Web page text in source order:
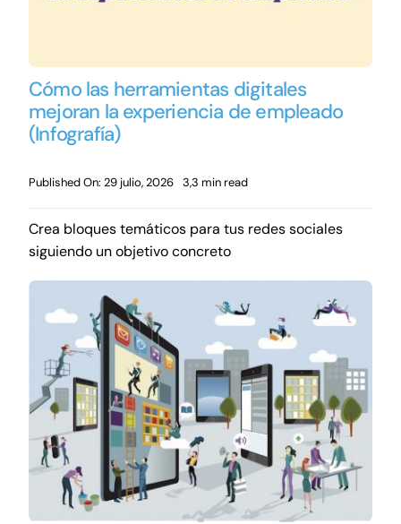
Cómo las herramientas digitales
mejoran la experiencia de empleado
(Infografía)
Published On: 29 julio, 2026 3,3 min read
Crea bloques temáticos para tus redes sociales
siguiendo un objetivo concreto